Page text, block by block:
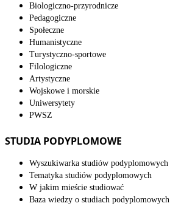
Biologiczno-przyrodnicze
Pedagogiczne
Społeczne
Humanistyczne
Turystyczno-sportowe
Filologiczne
Artystyczne
Wojskowe i morskie
Uniwersytety
PWSZ
STUDIA PODYPLOMOWE
Wyszukiwarka studiów podyplomowych
Tematyka studiów podyplomowych
W jakim mieście studiować
Baza wiedzy o studiach podyplomowych